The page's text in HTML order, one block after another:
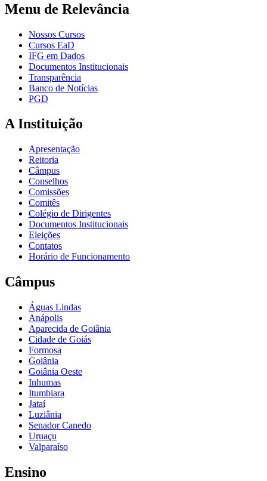
Menu de Relevância
Nossos Cursos
Cursos EaD
IFG em Dados
Documentos Institucionais
Transparência
Banco de Notícias
PGD
A Instituição
Apresentação
Reitoria
Câmpus
Conselhos
Comissões
Comitês
Colégio de Dirigentes
Documentos Institucionais
Eleições
Contatos
Horário de Funcionamento
Câmpus
Águas Lindas
Anápolis
Aparecida de Goiânia
Cidade de Goiás
Formosa
Goiânia
Goiânia Oeste
Inhumas
Itumbiara
Jataí
Luziânia
Senador Canedo
Uruaçu
Valparaíso
Ensino